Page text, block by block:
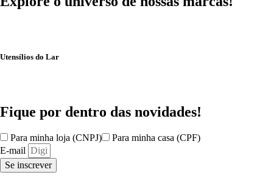
Utensílios do Lar
Fique por dentro das novidades!
Para minha loja (CNPJ)
Para minha casa (CPF)
E-mail
Se inscrever